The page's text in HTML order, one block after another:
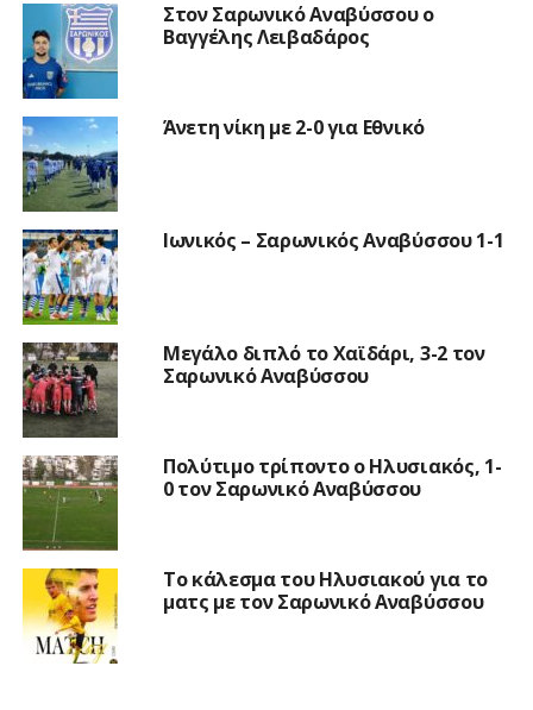
Στον Σαρωνικό Αναβύσσου ο
Βαγγέλης Λειβαδάρος
Άνετη νίκη με 2-0 για Εθνικό
Ιωνικός – Σαρωνικός Αναβύσσου 1-1
Μεγάλο διπλό το Χαϊδάρι, 3-2 τον
Σαρωνικό Αναβύσσου
Πολύτιμο τρίποντο ο Ηλυσιακός, 1-
0 τον Σαρωνικό Αναβύσσου
Το κάλεσμα του Ηλυσιακού για το
ματς με τον Σαρωνικό Αναβύσσου